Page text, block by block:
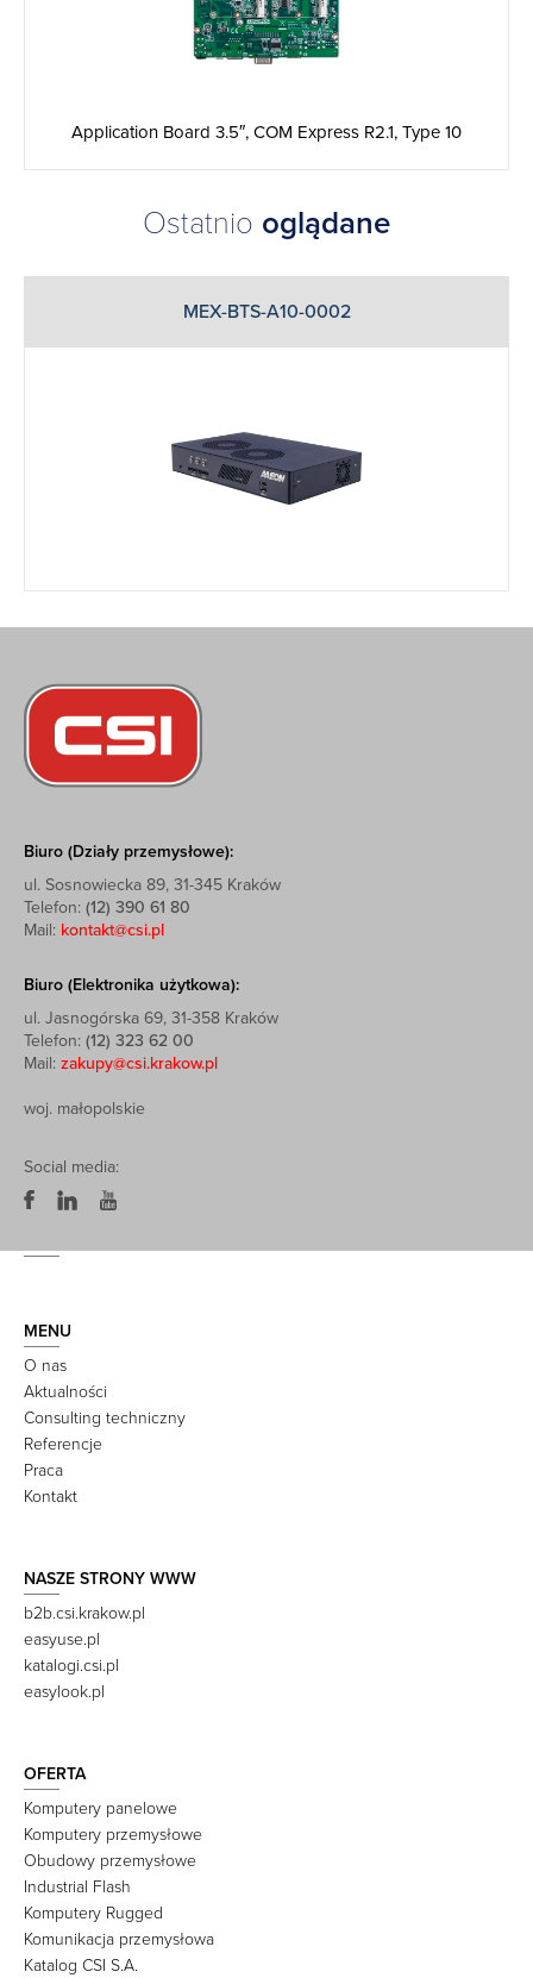
Application Board 3.5″, COM Express R2.1, Type 10
Ostatnio oglądane
MEX-BTS-A10-0002
Biuro (Działy przemysłowe):
ul. Sosnowiecka 89, 31-345 Kraków
Telefon: (12) 390 61 80
Mail: kontakt@csi.pl
Biuro (Elektronika użytkowa):
ul. Jasnogórska 69, 31-358 Kraków
Telefon: (12) 323 62 00
Mail: zakupy@csi.krakow.pl
woj. małopolskie
Social media:
MENU
O nas
Aktualności
Consulting techniczny
Referencje
Praca
Kontakt
NASZE STRONY WWW
b2b.csi.krakow.pl
easyuse.pl
katalogi.csi.pl
easylook.pl
OFERTA
Komputery panelowe
Komputery przemysłowe
Obudowy przemysłowe
Industrial Flash
Komputery Rugged
Komunikacja przemysłowa
Katalog CSI S.A.